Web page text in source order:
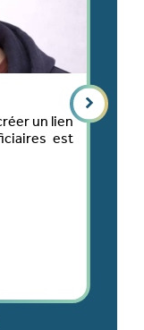
un lien
est